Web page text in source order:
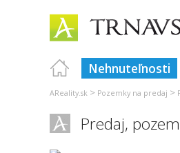
Nehnuteľnosti
AReality.sk > Pozemky na predaj >
Predaj,